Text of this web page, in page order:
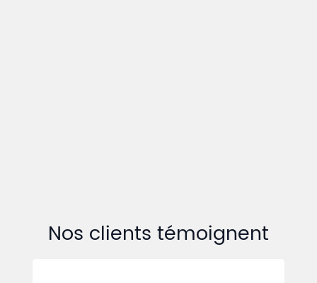
Nos clients témoignent